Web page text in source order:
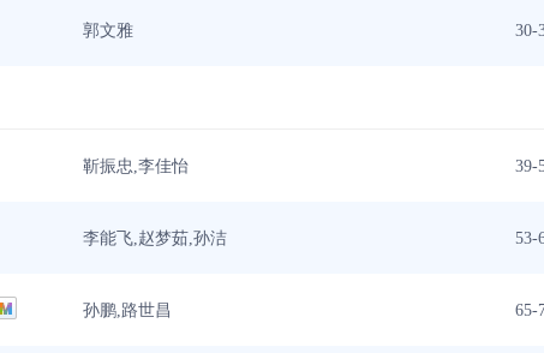
郭文雅 30-
靳振忠,李佳怡 39-
李能飞,赵梦茹,孙洁 53-
孙鹏,路世昌 65-